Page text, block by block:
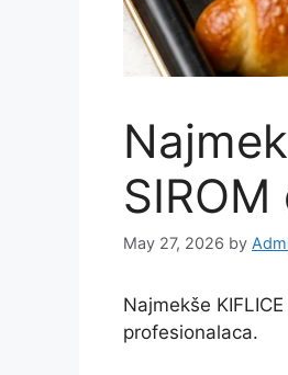
May 27, 2026 by
Najmekše
profesionalaca.